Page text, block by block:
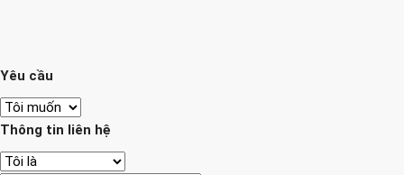
Yêu cầu
Thông tin liên hệ